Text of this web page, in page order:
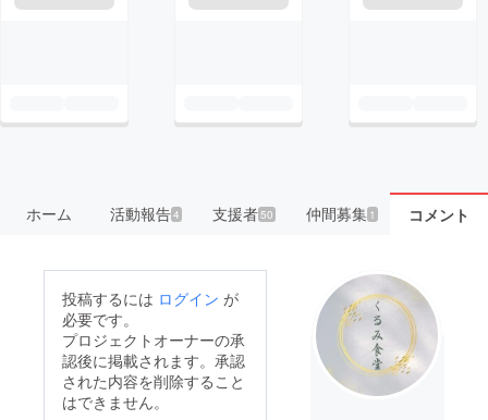
ホーム 活動報告4 支援者50 仲間募集 1 コメント
投稿するには ログイン が
必要です。
プロジェクトオーナーの承
認後に掲載されます。承認
された内容を削除すること
はできません。